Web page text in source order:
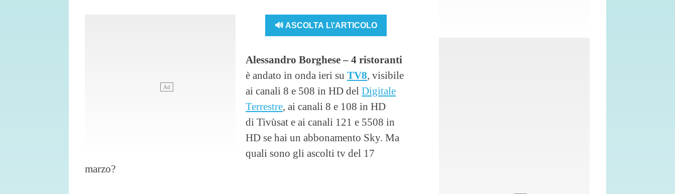
🔊 ASCOLTA L\'ARTICOLO
Alessandro Borghese – 4 ristoranti
è andato in onda ieri su TV8, visibile
ai canali 8 e 508 in HD del Digitale
Terrestre, ai canali 8 e 108 in HD
di Tivùsat e ai canali 121 e 5508 in
HD se hai un abbonamento Sky. Ma
quali sono gli ascolti tv del 17
marzo?